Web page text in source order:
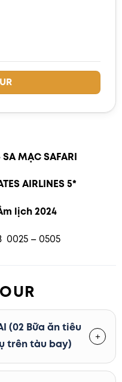
MẠC SAFARI
AIRLINES 5*
lịch 2024
0025 – 0505
(02 Bữa ăn tiêu
trên tàu bay)